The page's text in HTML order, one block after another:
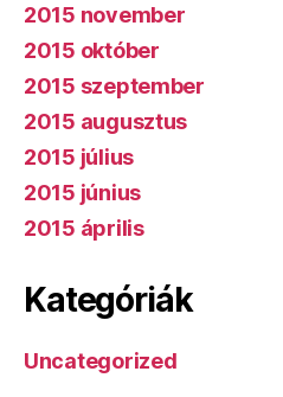
2015 november
2015 október
2015 szeptember
2015 augusztus
2015 július
2015 június
2015 április
Kategóriák
Uncategorized